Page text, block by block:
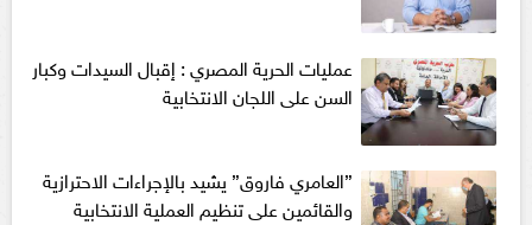
عمليات الحرية المصري : إقبال السيدات وكبار
السن على اللجان الانتخابية
”العامري فاروق” يشيد بالإجراءات الاحترازية
والقائمين على تنظيم العملية الانتخابية